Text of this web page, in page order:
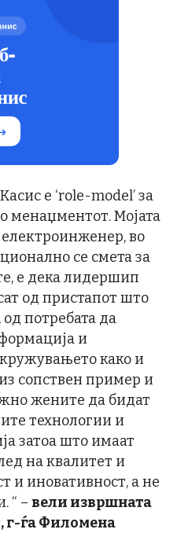
е ‘role-model’ за
менаџментот. Мојата
во
се смета за
е дека лидершип
од пристапот што
потребата да
и
како и
сопствен пример и
жените да бидат
технологии и
затоа што имаат
на квалитет и
и иновативност, а не
“ – вели извршната
г-ѓа Филомена